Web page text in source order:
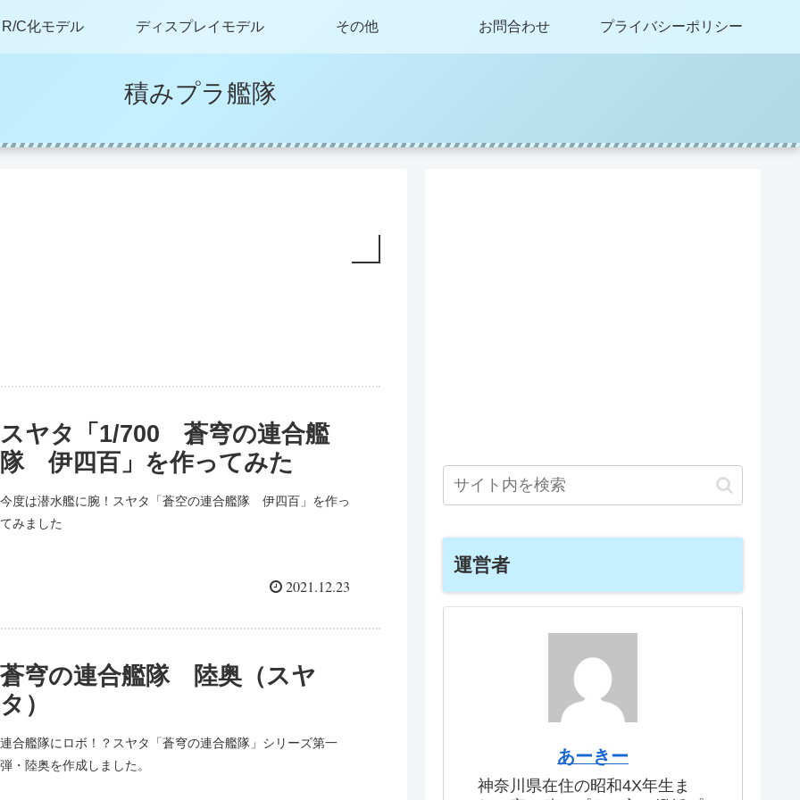
積みプラ艦隊
R/C化モデル ディスプレイモデル その他 お問合わせ プライバシーポリシー
スヤタ「1/700 蒼穹の連合艦
隊 伊四百」を作ってみた
今度は潜水艦に腕！スヤタ「蒼空の連合艦隊 伊四百」を作っ
てみました
2021.12.23
蒼穹の連合艦隊 陸奥（スヤ
タ）
連合艦隊にロボ！？スヤタ「蒼穹の連合艦隊」シリーズ第一
弾・陸奥を作成しました。
運営者
あーきー
神奈川県在住の昭和4X年生ま